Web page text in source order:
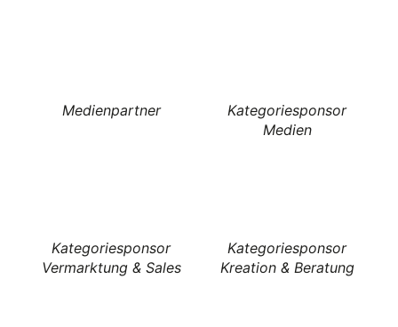
Medienpartner
Kategoriesponsor
Medien
Kategoriesponsor
Vermarktung & Sales
Kategoriesponsor
Kreation & Beratung